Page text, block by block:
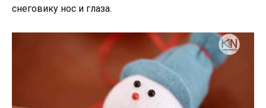
снеговику нос и глаза.